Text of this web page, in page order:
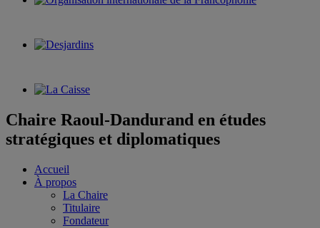
Chaire Raoul-Dandurand en études
stratégiques et diplomatiques
Accueil
À propos
La Chaire
Titulaire
Fondateur